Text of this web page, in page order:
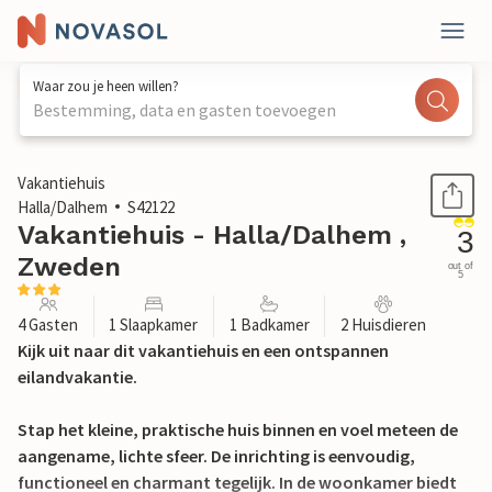
Waar zou je heen willen?
Bestemming, data en gasten toevoegen
1 / 17
Vakantiehuis
Halla/Dalhem
S42122
Vakantiehuis - Halla/Dalhem ,
Zweden
3
out of
5
4 Gasten 1 Slaapkamer 1 Badkamer 2 Huisdieren
Kijk uit naar dit vakantiehuis en een ontspannen
eilandvakantie.
Stap het kleine, praktische huis binnen en voel meteen de
aangename, lichte sfeer. De inrichting is eenvoudig,
functioneel en charmant tegelijk. In de woonkamer biedt